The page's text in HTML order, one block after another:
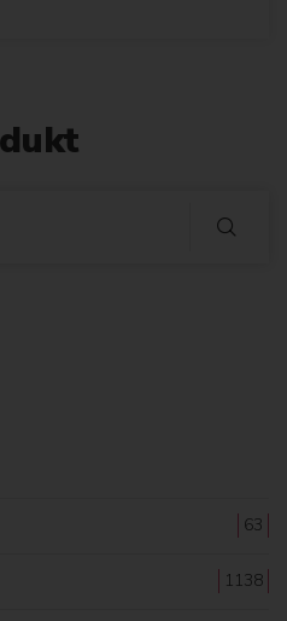
63
1138